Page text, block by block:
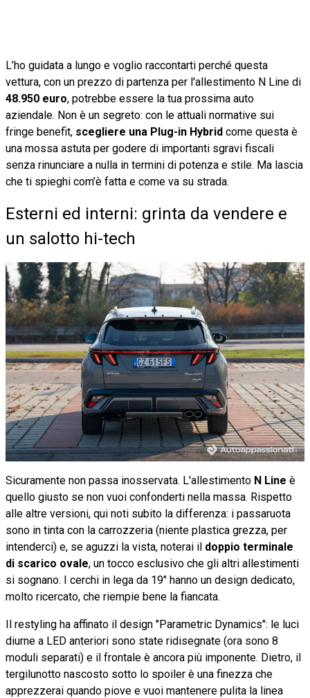
L’ho guidata a lungo e voglio raccontarti perché questa
vettura, con un prezzo di partenza per l'allestimento N Line di
48.950 euro, potrebbe essere la tua prossima auto
aziendale. Non è un segreto: con le attuali normative sui
fringe benefit, scegliere una Plug-in Hybrid come questa è
una mossa astuta per godere di importanti sgravi fiscali
senza rinunciare a nulla in termini di potenza e stile. Ma lascia
che ti spieghi com’è fatta e come va su strada.
Esterni ed interni: grinta da vendere e
un salotto hi-tech
Sicuramente non passa inosservata. L'allestimento N Line è
quello giusto se non vuoi confonderti nella massa. Rispetto
alle altre versioni, qui noti subito la differenza: i passaruota
sono in tinta con la carrozzeria (niente plastica grezza, per
intenderci) e, se aguzzi la vista, noterai il doppio terminale
di scarico ovale, un tocco esclusivo che gli altri allestimenti
si sognano. I cerchi in lega da 19" hanno un design dedicato,
molto ricercato, che riempie bene la fiancata.
Il restyling ha affinato il design "Parametric Dynamics": le luci
diurne a LED anteriori sono state ridisegnate (ora sono 8
moduli separati) e il frontale è ancora più imponente. Dietro, il
tergilunotto nascosto sotto lo spoiler è una finezza che
apprezzerai quando piove e vuoi mantenere pulita la linea